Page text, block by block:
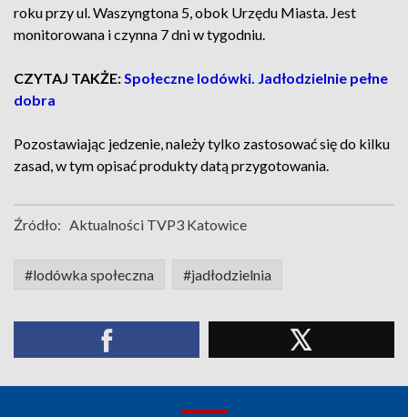
roku przy ul. Waszyngtona 5, obok Urzędu Miasta. Jest
monitorowana i czynna 7 dni w tygodniu.
CZYTAJ TAKŻE:Społeczne lodówki. Jadłodzielnie pełne
dobra
Pozostawiając jedzenie, należy tylko zastosować się do kilku
zasad, w tym opisać produkty datą przygotowania.
Źródło: Aktualności TVP3 Katowice
#lodówka społeczna #jadłodzielnia